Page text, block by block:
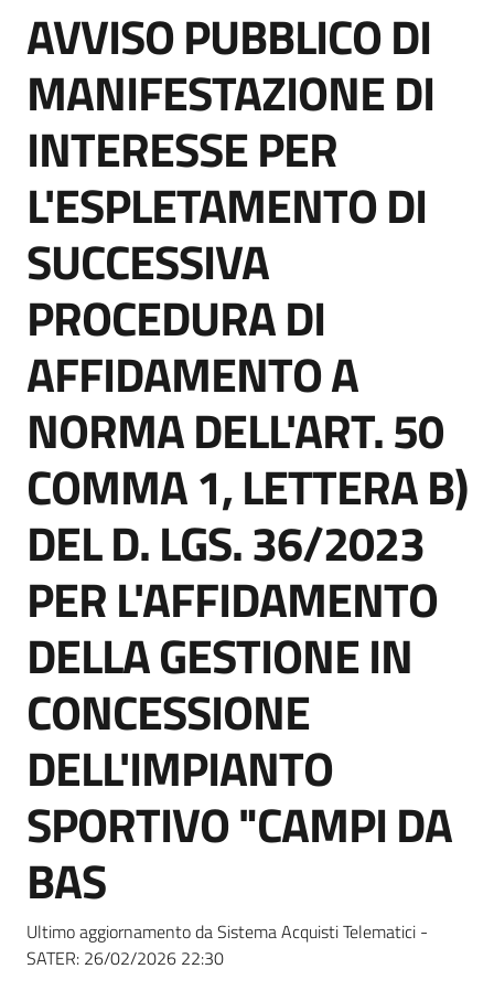
acquisto
Supporto
Piattaforme
telematiche
English
site
Seguici
su
Salta al contenuto
AVVISO PUBBLICO DI
MANIFESTAZIONE DI
INTERESSE PER
L'ESPLETAMENTO DI
SUCCESSIVA
PROCEDURA DI
AFFIDAMENTO A
NORMA DELL'ART. 50
COMMA 1, LETTERA B)
DEL D. LGS. 36/2023
PER L'AFFIDAMENTO
DELLA GESTIONE IN
CONCESSIONE
DELL'IMPIANTO
SPORTIVO "CAMPI DA
BAS
Ultimo aggiornamento da Sistema Acquisti Telematici -
SATER: 26/02/2026 22:30